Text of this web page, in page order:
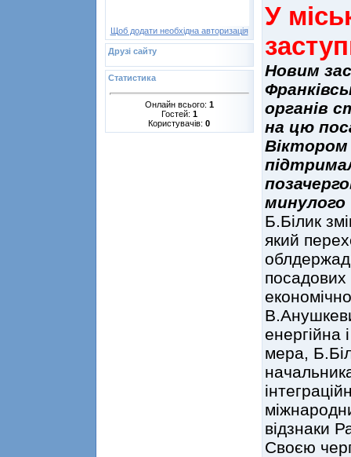
Щоб додати необхідна авторизація
Друзі сайту
Статистика
Онлайн всього: 1
Гостей: 1
Користувачів: 0
У
Новим
органів
на цю
минулого
Б.Білик
який
посадових
енергійна
мера,
відзнаки
Своєю